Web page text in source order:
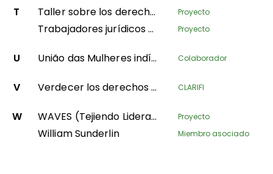
T Taller sobre los derechos colectivos de las comunidades negras Proyecto
Trabajadores jurídicos comunitarios sobre el terreno Proyecto
U União das Mulheres indígenas da Amazônia Brasileira Colaborador
V Verdecer los derechos territoriales de las comunidades forestales en la República Gabonesa CLARIFI
W WAVES (Tejiendo Liderazgo para la Igualdad de Género) Proyecto
William Sunderlin Miembro asociado